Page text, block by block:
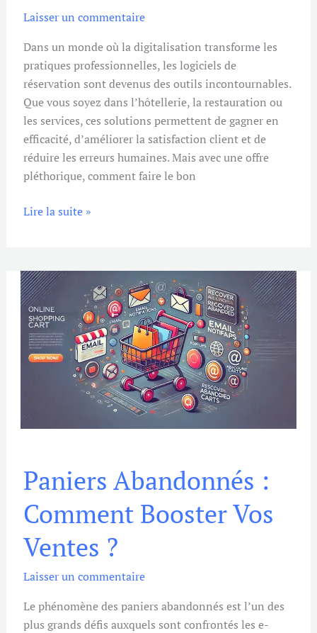
Laisser un commentaire
Dans un monde où la digitalisation transforme les
pratiques professionnelles, les logiciels de
réservation sont devenus des outils incontournables.
Que vous soyez dans l’hôtellerie, la restauration ou
les services, ces solutions permettent de gagner en
efficacité, d’améliorer la satisfaction client et de
réduire les erreurs humaines. Mais avec une offre
pléthorique, comment faire le bon
Idéale?
Lire la suite »
Paniers Abandonnés :
Comment Booster Vos
Ventes ?
Laisser un commentaire
Le phénomène des paniers abandonnés est l’un des
plus grands défis auxquels sont confrontés les e-
Abandonnés
:
Comment
Booster
Vos
?